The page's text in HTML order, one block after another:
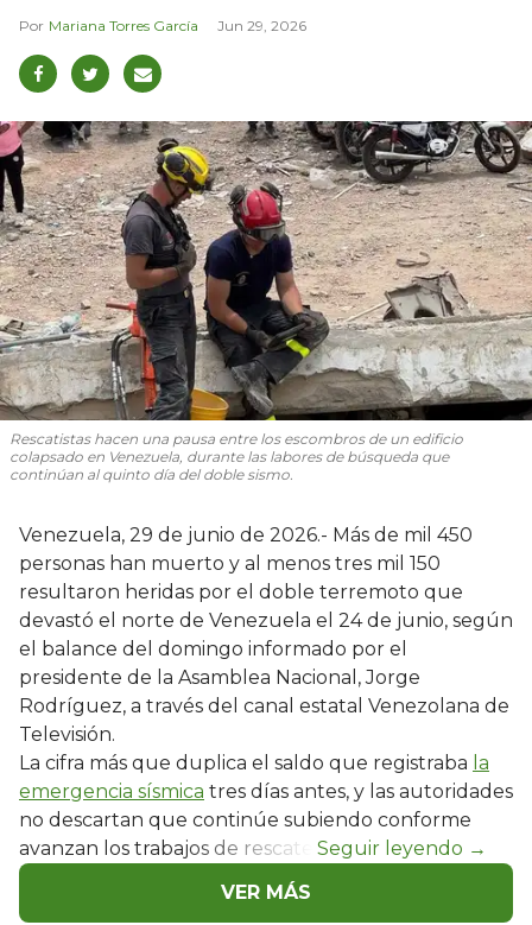
Mariana Torres García Jun 29, 2026
Rescatistas hacen una pausa entre los escombros de un edificio
colapsado en Venezuela, durante las labores de búsqueda que
continúan al quinto día del doble sismo.
Venezuela, 29 de junio de 2026.- Más de mil 450
personas han muerto y al menos tres mil 150
resultaron heridas por el doble terremoto que
devastó el norte de Venezuela el 24 de junio, según
el balance del domingo informado por el
presidente de la Asamblea Nacional, Jorge
Rodríguez, a través del canal estatal Venezolana de
Televisión.
La cifra más que duplica el saldo que registraba la
emergencia sísmica tres días antes, y las autoridades
no descartan que continúe subiendo conforme
avanzan los trabajos de rescate.
VER MÁS